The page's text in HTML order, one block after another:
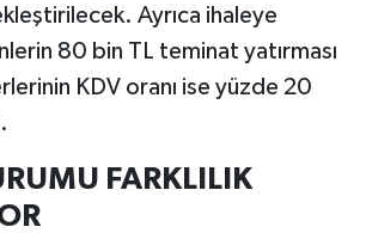
Ayrıca ihaleye
80 bin TL teminat yatırması
KDV oranı ise yüzde 20
FARKLILIK